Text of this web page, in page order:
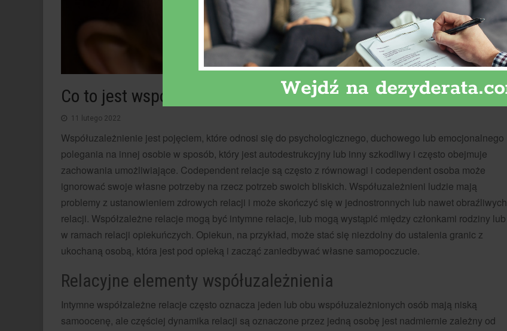
Co to jest współuzależnienie?
11 lutego 2022
Współuzależnienie jest pojęciem, które odnosi się do psychologicznego, duchowego lub emocjonalnego
polegania na innej osobie w sposób, który jest autodestrukcyjny lub inny szkodliwy i często obejmuje
zachowania umożliwiające. Codependent relacje są często z równowagi i codependent osoba może
ignorować swoje własne potrzeby na rzecz potrzeb swoich bliskich. Współuzależnieni ludzie mają
problemy z ustanowieniem zdrowych relacji i może skończyć się w jednostronnych lub nawet obraźliwych
relacji. Współzależne relacje mogą być intymne relacje, lub mogą wystąpić między członkami rodziny lub
w ramach relacji opiekuńczych. Opiekun, na przykład, może stać się niezdolny do ustalenia granic z
ukochaną osobą, która jest pod opieką i zacząć zaniedbywać własne samopoczucie.
Relacyjne elementy współuzależnienia
Intymne współzależne relacje często oznacza jeden lub obu współuzależnionych osób mają niską
samoocenę, ale częściej dynamika relacji są oznaczone przez jedną osobę jest nadmiernie zależny od